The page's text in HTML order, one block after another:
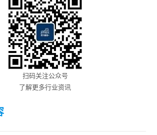
扫码关注公众号
了解更多行业资讯